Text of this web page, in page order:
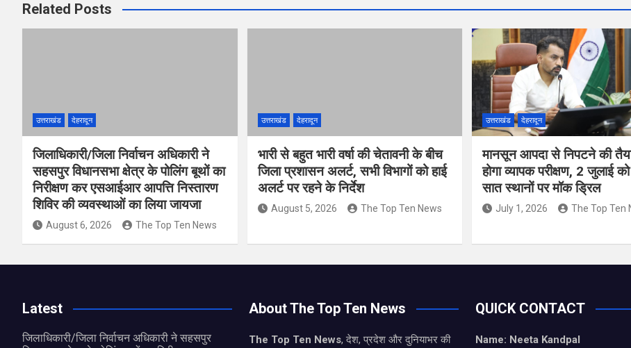
Related Posts
उत्तराखंड देहरादून
जिलाधिकारी/जिला निर्वाचन अधिकारी ने
सहसपुर विधानसभा क्षेत्र के पोलिंग बूथों का
निरीक्षण कर एसआईआर आपत्ति निस्तारण
शिविर की व्यवस्थाओं का लिया जायजा
August 6, 2026 The Top Ten News
उत्तराखंड देहरादून
भारी से बहुत भारी वर्षा की चेतावनी के बीच
जिला प्रशासन अलर्ट, सभी विभागों को हाई
अलर्ट पर रहने के निर्देश
August 5, 2026 The Top Ten News
उत्तराखंड देहरादून
मानसून आपदा से निपटने की
होगा व्यापक परीक्षण, 2 जुलाई
सात स्थानों पर मॉक ड्रिल
July 1, 2026 The Top Ten
Latest
जिलाधिकारी/जिला निर्वाचन अधिकारी ने सहसपुर
About The Top Ten News
The Top Ten News, देश, प्रदेश और दुनियाभर की
QUICK CONTACT
Name: Neeta Kandpal